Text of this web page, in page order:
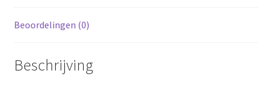
Beoordelingen (0)
Beschrijving